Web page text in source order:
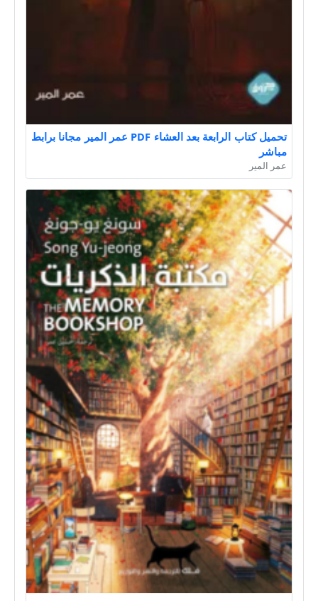
تحميل كتاب الرابعة بعد العشاء PDF عمر المير مجانا برابط
مباشر
عمر المير